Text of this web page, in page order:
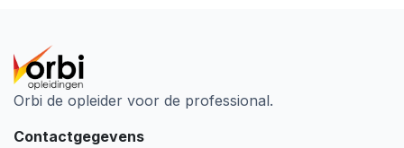
Orbi de opleider voor de professional.
Contactgegevens